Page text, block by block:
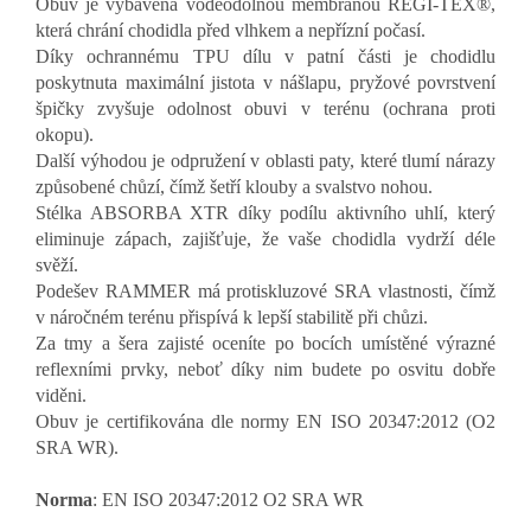
Obuv je vybavená voděodolnou membránou REGI-TEX®,
která chrání chodidla před vlhkem a nepřízní počasí.
Díky ochrannému TPU dílu v patní části je chodidlu
poskytnuta maximální jistota v nášlapu, pryžové povrstvení
špičky zvyšuje odolnost obuvi v terénu (ochrana proti
okopu).
Další výhodou je odpružení v oblasti paty, které tlumí nárazy
způsobené chůzí, čímž šetří klouby a svalstvo nohou.
Stélka ABSORBA XTR díky podílu aktivního uhlí, který
eliminuje zápach, zajišťuje, že vaše chodidla vydrží déle
svěží.
Podešev RAMMER má protiskluzové SRA vlastnosti, čímž
v náročném terénu přispívá k lepší stabilitě při chůzi.
Za tmy a šera zajisté oceníte po bocích umístěné výrazné
reflexními prvky, neboť díky nim budete po osvitu dobře
viděni.
Obuv je certifikována dle normy EN ISO 20347:2012 (O2
SRA WR).
Norma: EN ISO 20347:2012 O2 SRA WR